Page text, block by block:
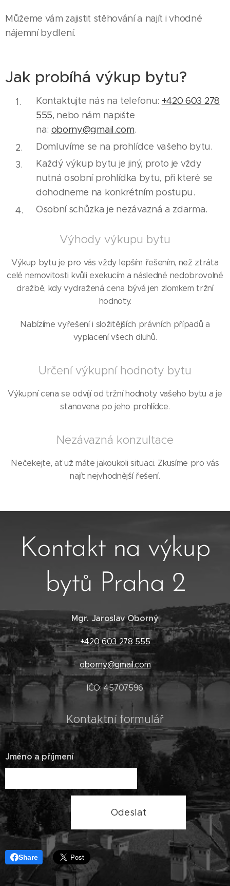
Můžeme vám zajistit stěhování a najít i vhodné
nájemní bydlení.
Jak probíhá výkup bytu?
Kontaktujte nás na telefonu: +420 603 278
555, nebo nám napište
na: oborny@gmail.com.
Domluvíme se na prohlídce vašeho bytu.
Každý výkup bytu je jiný, proto je vždy
nutná osobní prohlídka bytu, při které se
dohodneme na konkrétním postupu.
Osobní schůzka je nezávazná a zdarma.
Výhody výkupu bytu
Výkup bytu je pro vás vždy lepším řešením, než ztráta
celé nemovitosti kvůli exekucím a následné nedobrovolné
dražbě, kdy vydražená cena bývá jen zlomkem tržní
hodnoty.
Nabízíme vyřešení i složitějších právních případů a
vyplacení všech dluhů.
Určení výkupní hodnoty bytu
Výkupní cena se odvíjí od tržní hodnoty vašeho bytu a je
stanovena po jeho prohlídce.
Nezávazná konzultace
Nečekejte, ať už máte jakoukoli situaci. Zkusíme pro vás
najít nejvhodnější řešení.
Kontakt na výkup
bytů Praha 2
Mgr. Jaroslav Oborný
+420 603 278 555
oborny@gmail.com
IČO: 45707596
Kontaktní formulář
Jméno a příjmení
Odeslat
Share